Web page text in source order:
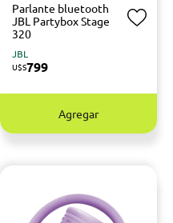
Parlante bluetooth
JBL Partybox Stage
320
JBL
U$S799
Agregar